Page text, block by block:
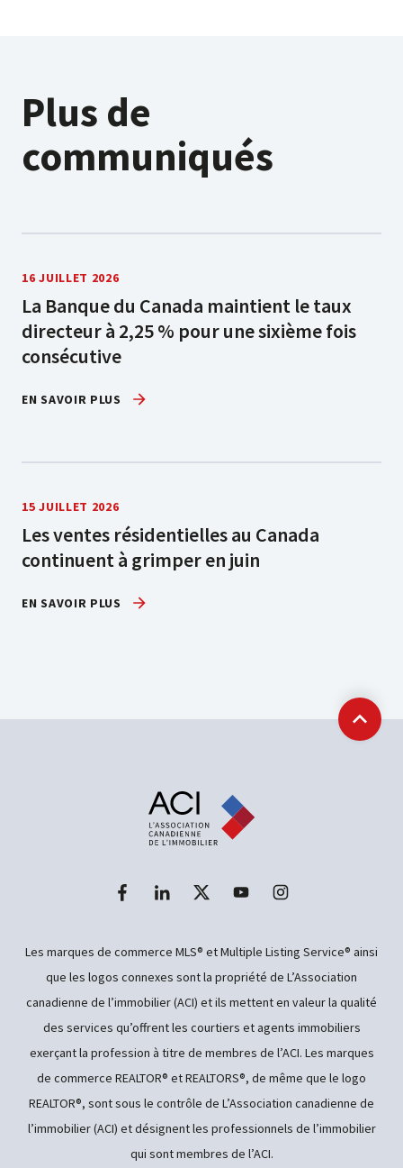
Plus de
communiqués
16 JUILLET 2026
La Banque du Canada maintient le taux
directeur à 2,25 % pour une sixième fois
consécutive
EN SAVOIR PLUS
15 JUILLET 2026
Les ventes résidentielles au Canada
continuent à grimper en juin
EN SAVOIR PLUS
Les marques de commerce MLS® et Multiple Listing Service® ainsi
que les logos connexes sont la propriété de L’Association
canadienne de l’immobilier (ACI) et ils mettent en valeur la qualité
des services qu’offrent les courtiers et agents immobiliers
exerçant la profession à titre de membres de l’ACI. Les marques
de commerce REALTOR® et REALTORS®, de même que le logo
REALTOR®, sont sous le contrôle de L’Association canadienne de
l’immobilier (ACI) et désignent les professionnels de l’immobilier
qui sont membres de l’ACI.